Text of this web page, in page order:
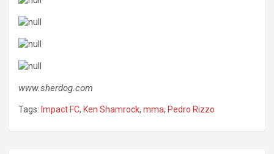
www.sherdog.com
Tags: Impact FC, Ken Shamrock, mma, Pedro Rizzo